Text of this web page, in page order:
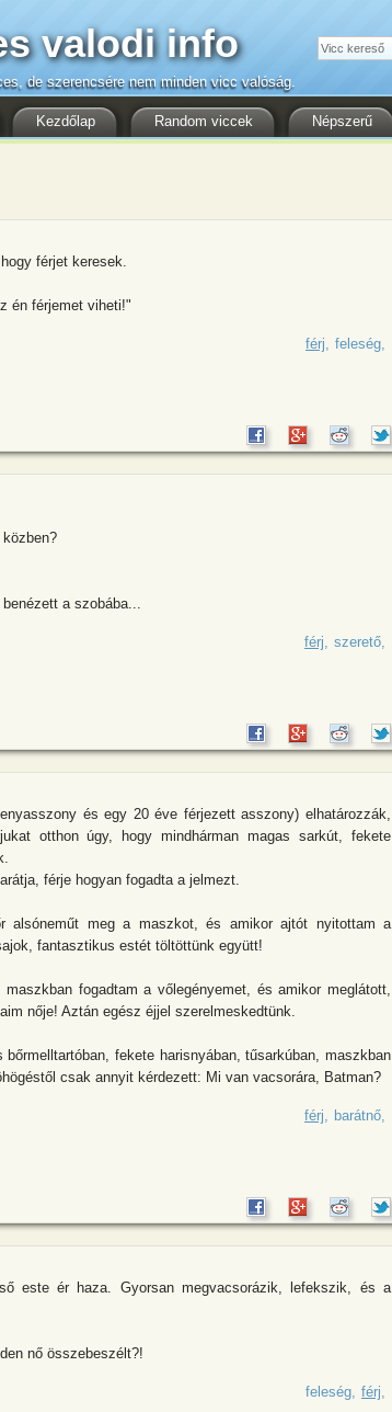
Kezdőlap Random viccek Népszerű
valodi info
de szerencsére nem minden vicc valóság.
Keresés
férjet keresek.
én férjemet viheti!"
feleség
férj
a szobába...
szerető
férj
és egy 20 éve férjezett asszony) elhatározzák,
otthon úgy, hogy mindhárman magas sarkút, fekete
férje hogyan fogadta a jelmezt.
alsóneműt meg a maszkot, és amikor ajtót nyitottam a
fantasztikus estét töltöttünk együtt!
fogadtam a vőlegényemet, és amikor meglátott,
nője! Aztán egész éjjel szerelmeskedtünk.
fekete harisnyában, tűsarkúban, maszkban
csak annyit kérdezett: Mi van vacsorára, Batman?
barátnő
férj
este ér haza. Gyorsan megvacsorázik, lefekszik, és a
nő összebeszélt?!
férj
feleség